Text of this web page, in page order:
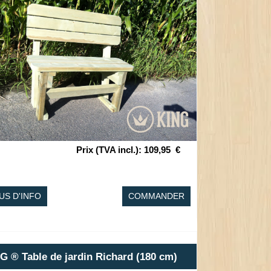
Prix (TVA incl.): 109,95 €
D'INFO COMMANDER
® Table de jardin Richard (180 cm)